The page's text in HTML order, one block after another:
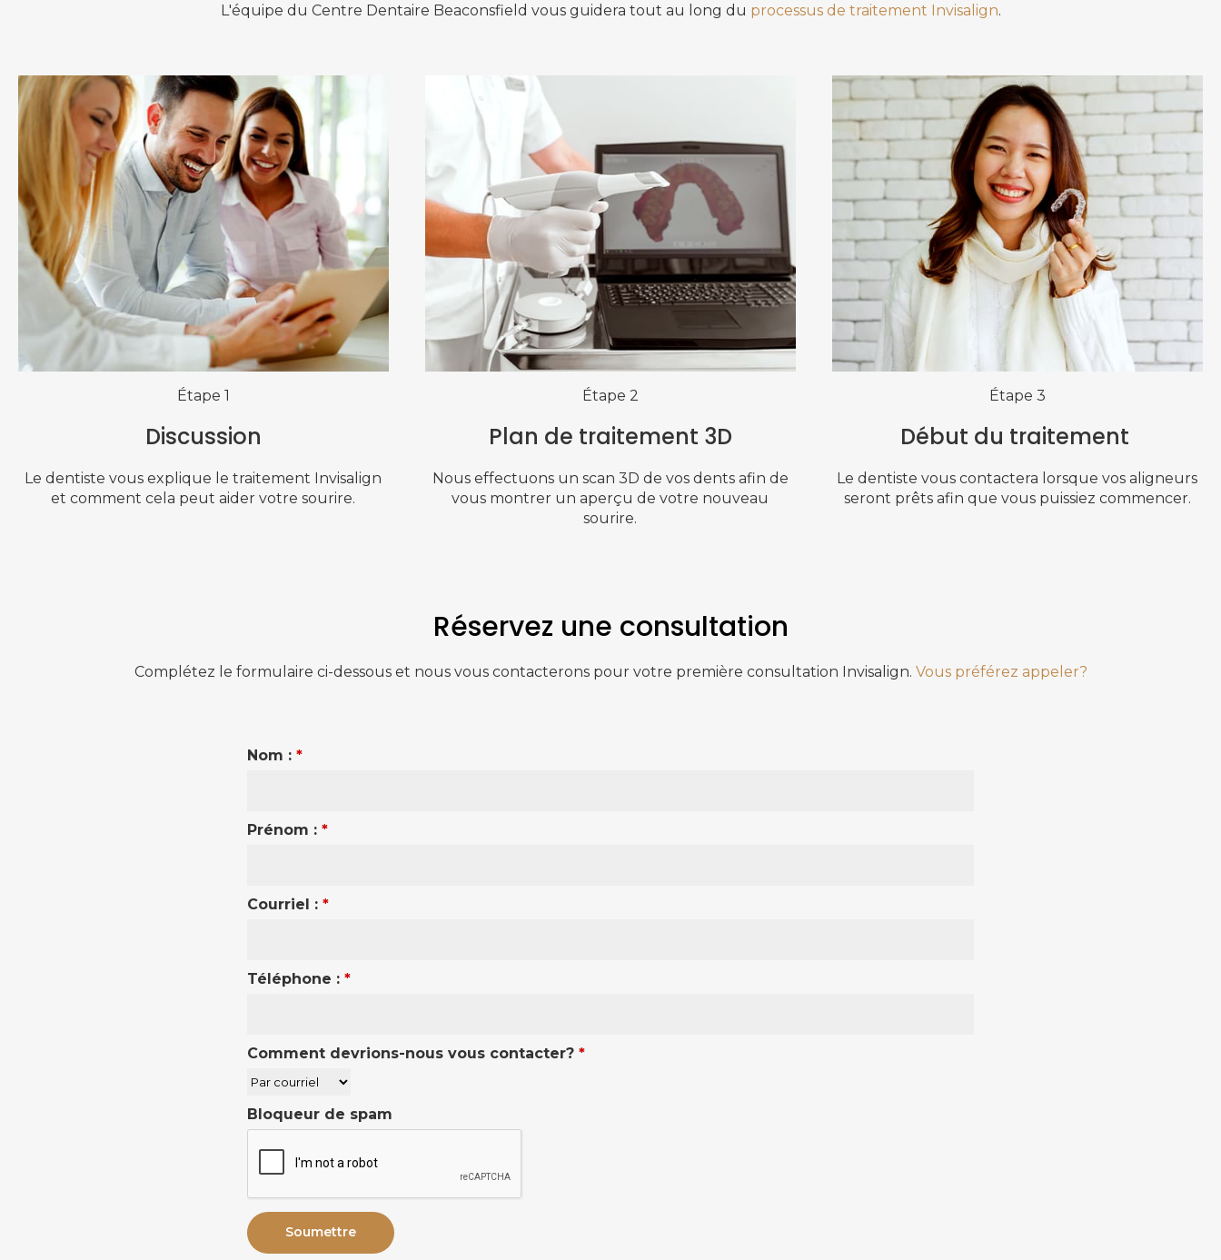
L'équipe du Centre Dentaire Beaconsfield vous guidera tout au long du processus de traitement Invisalign.
Étape 1
Discussion
Le dentiste vous explique le traitement Invisalign
et comment cela peut aider votre sourire.
Étape 2
Plan de traitement 3D
Nous effectuons un scan 3D de vos dents afin de
vous montrer un aperçu de votre nouveau
sourire.
Étape 3
Début du traitement
Le dentiste vous contactera lorsque vos aligneurs
seront prêts afin que vous puissiez commencer.
Réservez une consultation
Complétez le formulaire ci-dessous et nous vous contacterons pour votre première consultation Invisalign. Vous préférez appeler?
Nom : *
Prénom : *
Courriel : *
Téléphone : *
Comment devrions-nous vous contacter? *
Bloqueur de spam